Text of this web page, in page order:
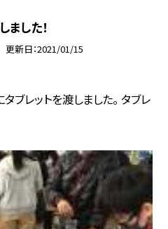
した！
更新日 2021/01/15
ブレットを渡しました。 タブレ